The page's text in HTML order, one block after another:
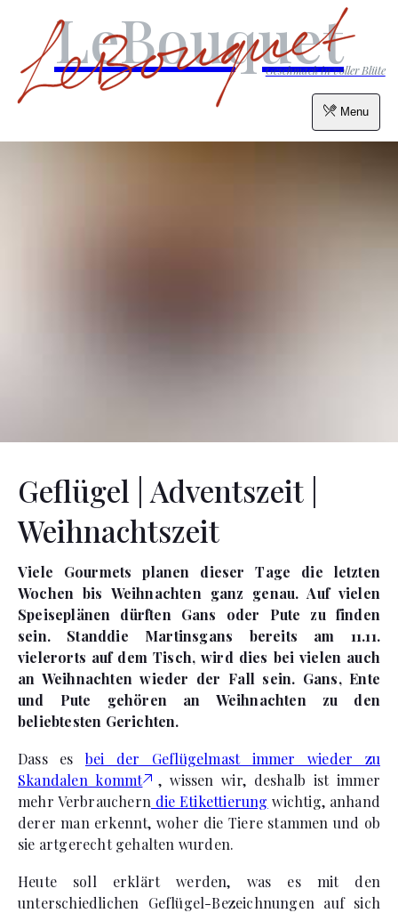
Menu
LeBouquet
Geschmack in voller Blüte
Geflügel | Adventszeit |
Weihnachtszeit
Viele Gourmets planen dieser Tage die letzten
Wochen bis Weihnachten ganz genau. Auf vielen
Speiseplänen dürften Gans oder Pute zu finden
sein. Standdie Martinsgans bereits am 11.11.
vielerorts auf dem Tisch, wird dies bei vielen auch
an Weihnachten wieder der Fall sein. Gans, Ente
und Pute gehören an Weihnachten zu den
beliebtesten Gerichten.
Dass es bei der Geflügelmast immer wieder zu
Skandalen kommt
, wissen wir, deshalb ist immer
mehr Verbrauchern die Etikettierung wichtig, anhand
derer man erkennt, woher die Tiere stammen und ob
sie artgerecht gehalten wurden.
Heute soll erklärt werden, was es mit den
unterschiedlichen Geflügel-Bezeichnungen auf sich